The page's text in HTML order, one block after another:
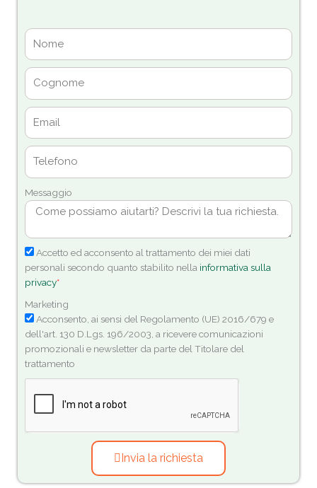
Messaggio
Accetto ed acconsento al trattamento dei miei dati
personali secondo quanto stabilito nella informativa sulla
privacy*
Marketing
Acconsento, ai sensi del Regolamento (UE) 2016/679 e
dell'art. 130 D.Lgs. 196/2003, a ricevere comunicazioni
promozionali e newsletter da parte del Titolare del
trattamento
Invia la richiesta